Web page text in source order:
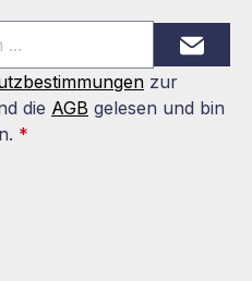
zur
die AGB gelesen und bin
*